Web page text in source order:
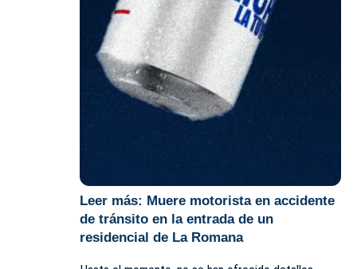
Leer más: Muere motorista en accidente
de tránsito en la entrada de un
residencial de La Romana